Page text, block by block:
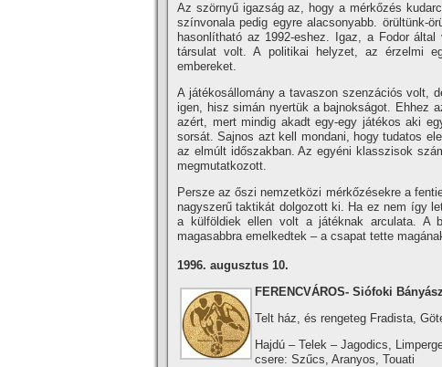
Az szörnyű igazság az, hogy a mérkőzés
szí­nvonala pedig egyre alacsonyabb. örültünk-
hasonlí­tható az 1992-eshez. Igaz, a Fodor
társulat volt. A politikai helyzet, az érzelmi
embereket.
A játékosállomány a tavaszon szenzációs volt,
igen, hisz simán nyertük a bajnokságot. Ehhez
azért, mert mindig akadt egy-egy játékos aki
sorsát. Sajnos azt kell mondani, hogy tudatos
az elmúlt időszakban. Az egyéni klasszisok
megmutatkozott.
Persze az őszi nemzetközi mérkőzésekre a
nagyszerű taktikát dolgozott ki. Ha ez nem í­gy
a külföldiek ellen volt a játéknak arculata. A
magasabbra emelkedtek – a csapat tette
1996. augusztus 10.
FERENCVÁROS- Siófoki
Telt ház, és rengeteg Fradista,
Hajdú – Telek – Jagodics,
csere: Szűcs, Aranyos, Touati